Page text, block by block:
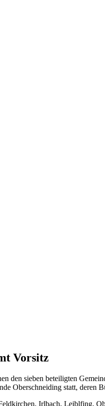
Vorsitz
den sieben beteiligten
Oberschneiding statt, deren
Irlbach, Leiblfing,